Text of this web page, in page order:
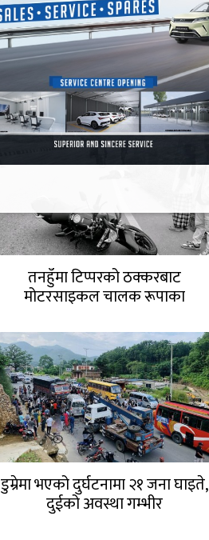
तनहुँमा टिप्परको ठक्करबाट
मोटरसाइकल चालक रूपाका
डुम्रेमा भएको दुर्घटनामा २१ जना घाइते,
दुईको अवस्था गम्भीर